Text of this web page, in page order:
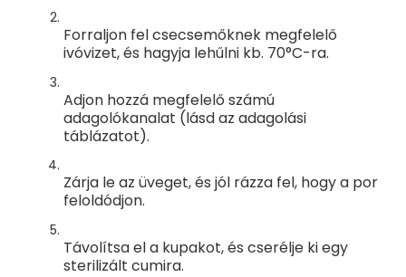
Forraljon fel csecsemőknek megfelelő
ivóvizet, és hagyja lehűlni kb. 70°C-ra.
Adjon hozzá megfelelő számú
adagolókanalat (lásd az adagolási
táblázatot).
Zárja le az üveget, és jól rázza fel, hogy a por
feloldódjon.
Távolítsa el a kupakot, és cserélje ki egy
sterilizált cumira.